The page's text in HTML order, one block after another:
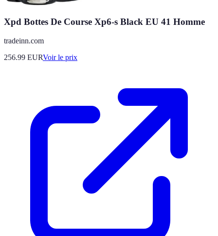
Xpd Bottes De Course Xp6-s Black EU 41 Homme
tradeinn.com
256.99 EURVoir le prix